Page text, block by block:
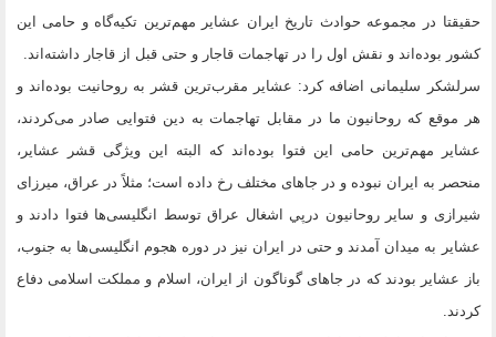
حقیقتا در مجموعه حوادث تاریخ ایران عشایر مهم‌ترین تکیه‌گاه و حامی این
کشور بوده‌اند و نقش اول را در تهاجمات قاجار و حتی قبل از قاجار داشته‌اند.
سرلشکر سلیمانی اضافه کرد: عشایر مقرب‌ترین قشر به روحانیت بوده‌اند و
هر موقع که روحانیون ما در مقابل تهاجمات به دین فتوایی صادر می‌کردند،
عشایر مهم‌ترین حامی این فتوا بوده‌اند که البته این ویژگی قشر عشایر،
منحصر به ایران نبوده و در جاهای مختلف رخ داده است؛ مثلاً در عراق، میرزای
شیرازی و سایر روحانیون درپي اشغال عراق توسط انگلیسی‌ها فتوا دادند و
عشایر به میدان آمدند و حتی در ایران نیز در دوره هجوم انگلیسی‌ها به جنوب،
باز عشایر بودند که در جاهای گوناگون از ایران، اسلام و مملکت اسلامی دفاع
کردند.